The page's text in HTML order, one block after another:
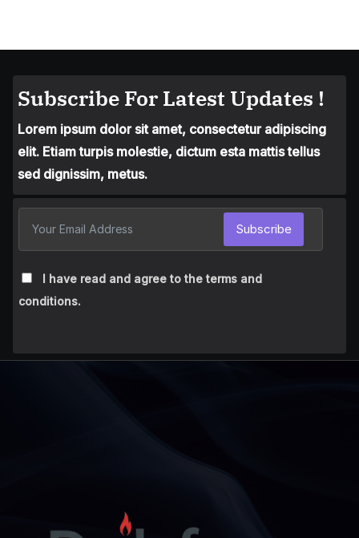
Subscribe For Latest Updates !
Lorem ipsum dolor sit amet, consectetur adipiscing
elit. Etiam turpis molestie, dictum esta mattis tellus
sed dignissim, metus.
I have read and agree to the terms and
conditions.
Subscribe